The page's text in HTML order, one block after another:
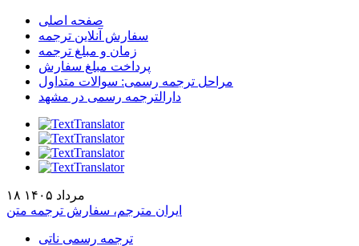
صفحه اصلی
سفارش آنلاین ترجمه
زمان و مبلغ ترجمه
پرداخت مبلغ سفارش
مراحل ترجمه رسمی: سوالات متداول
دارالترجمه رسمی در مشهد
۱۸ مرداد ۱۴۰۵
ایران مترجم، سفارش ترجمه متن
ترجمه رسمی ناتی